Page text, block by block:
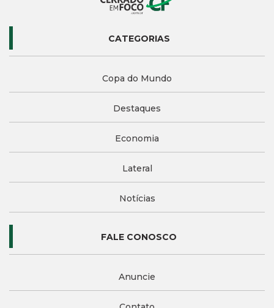
CATEGORIAS
Copa do Mundo
Destaques
Economia
Lateral
Notícias
FALE CONOSCO
Anuncie